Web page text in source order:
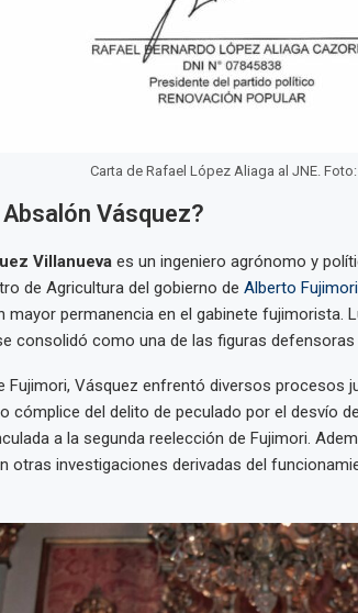
Carta de Rafael López Aliaga al JNE.
Vásquez?
Villanuevaes un ingeniero agrónomo y
de Agricultura del gobierno de Alberto Fujimori
mayor permanencia en el gabinete fujimorista.
consolidó como una de las figuras
Fujimori, Vásquez enfrentó diversos procesos
cómplice del delito de peculado por el desvío
a la segunda reelección de Fujimori.
otras investigaciones derivadas del